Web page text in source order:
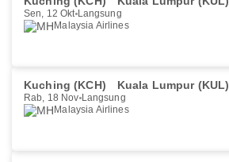
Sen, 12 Okt Langsung
Malaysia Airlines
Kuching (KCH) Kuala Lumpur (KUL)
Rab, 18 Nov Langsung
Malaysia Airlines